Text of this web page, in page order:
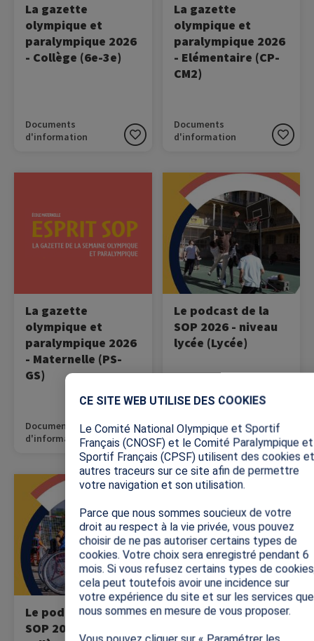
La gazette
olympique et
paralympique 2026
- Collège (6e-3e)
Documents
d'information
La gazette
olympique et
paralympique 2026
- Elémentaire (CP-
CM2)
Documents
d'information
La gazette
olympique et
paralympique 2026
- Maternelle (PS-
GS)
Documents
d'information
Image
Le podcast de la
SOP 2026 - niveau
lycée (Lycée)
Ecoutez le podcast de la
SOP !
Image
Le podcast de la
SOP 2026 - niveau
Ecoutez le podcast de la
Image
Le podcast de la
Ecoutez le podcast de la
CE SITE WEB UTILISE DES COOKIES
Le Comité National Olympique et Sportif
Français (CNOSF) et le Comité Paralympique et
Sportif Français (CPSF) utilisent des cookies et
autres traceurs sur ce site afin de permettre
votre navigation et son utilisation.
Parce que nous sommes soucieux de votre
droit au respect à la vie privée, vous pouvez
choisir de ne pas autoriser certains types de
cookies. Votre choix sera enregistré pendant 6
mois. Si vous refusez certains types de
cela peut toutefois avoir une incidence sur
votre expérience du site et sur les services que
nous sommes en mesure de vous proposer.